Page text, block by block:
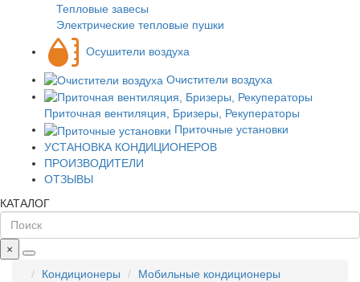
Тепловые завесы
Электрические тепловые пушки
Осушители воздуха
Очистители воздуха
Приточная вентиляция, Бризеры, Рекуператоры
Приточные установки
УСТАНОВКА КОНДИЦИОНЕРОВ
ПРОИЗВОДИТЕЛИ
ОТЗЫВЫ
КАТАЛОГ
×
Кондиционеры
Мобильные кондиционеры